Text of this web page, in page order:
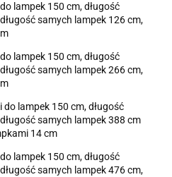
lampek 150 cm, długość
samych lampek 126 cm,
lampek 150 cm, długość
samych lampek 266 cm,
lampek 150 cm, długość
samych lampek 388 cm
14 cm
lampek 150 cm, długość
samych lampek 476 cm,